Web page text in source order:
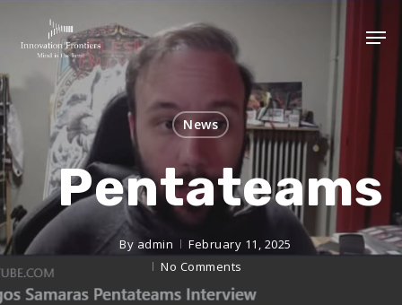
News
Pentateams
By admin
February 11, 2025
No Comments